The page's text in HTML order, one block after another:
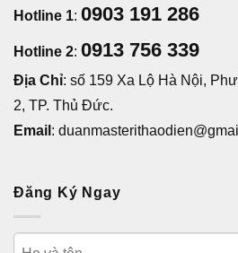
Hotline 1: 0903 191 286
Hotline 2: 0913 756 339
Địa Chỉ: số 159 Xa Lộ Hà Nội,
2, TP. Thủ Đức.
Email :
Đăng Ký Ngay